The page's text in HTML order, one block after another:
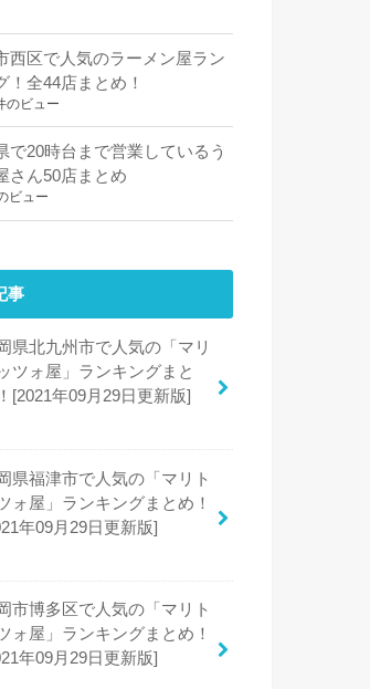
西区で人気のラーメン屋ラン
！全44店まとめ！
のビュー
で20時台まで営業しているう
さん50店まとめ
ビュー
事
県北九州市で人気の「マリ
ツォ屋」ランキングまと
[2021年09月29日更新版]
県福津市で人気の「マリト
ォ屋」ランキングまとめ！
年09月29日更新版]
市博多区で人気の「マリト
ォ屋」ランキングまとめ！
年09月29日更新版]